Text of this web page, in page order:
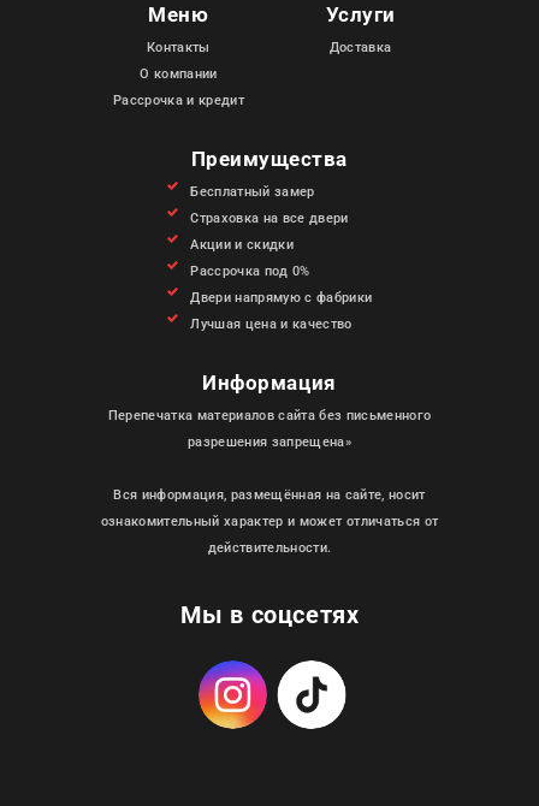
Мы в соцсетях
Меню
Контакты
О компании
Рассрочка и кредит
Услуги
Доставка
Преимущества
Бесплатный замер
Страховка на все двери
Акции и скидки
Рассрочка под 0%
Двери напрямую с фабрики
Лучшая цена и качество
Информация
Перепечатка материалов сайта без письменного
разрешения запрещена»
Вся информация, размещённая на сайте, носит
ознакомительный характер и может отличаться от
действительности.